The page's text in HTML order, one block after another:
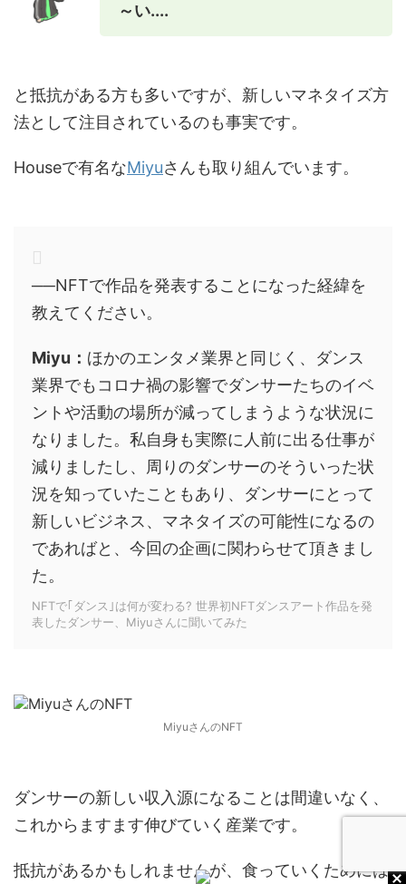
～い....
と抵抗がある方も多いですが、新しいマネタイズ方
法として注目されているのも事実です。
Houseで有名なMiyuさんも取り組んでいます。
──NFTで作品を発表することになった経緯を
教えてください。
Miyu： ほかのエンタメ業界と同じく、ダンス
業界でもコロナ禍の影響でダンサーたちのイベ
ントや活動の場所が減ってしまうような状況に
なりました。私自身も実際に人前に出る仕事が
減りましたし、周りのダンサーのそういった状
況を知っていたこともあり、ダンサーにとって
新しいビジネス、マネタイズの可能性になるの
であればと、今回の企画に関わらせて頂きまし
た。
NFTで｢ダンス｣は何が変わる? 世界初NFTダンスアート作品を発
表したダンサー、Miyuさんに聞いてみた
MiyuさんのNFT
ダンサーの新しい収入源になることは間違いなく、
これからますます伸びていく産業です。
抵抗があるかもしれませんが、食っていくためには